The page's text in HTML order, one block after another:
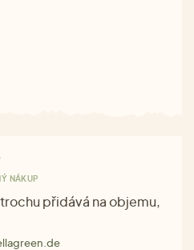
NÁKUP
přidává na objemu,